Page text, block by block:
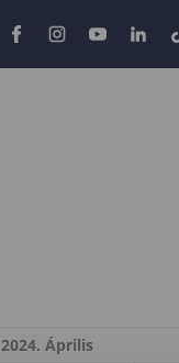
2024. Április